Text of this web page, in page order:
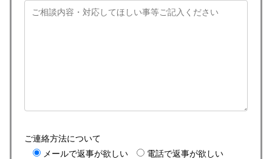
ご連絡方法について
メールで返事が欲しい
電話で返事が欲しい